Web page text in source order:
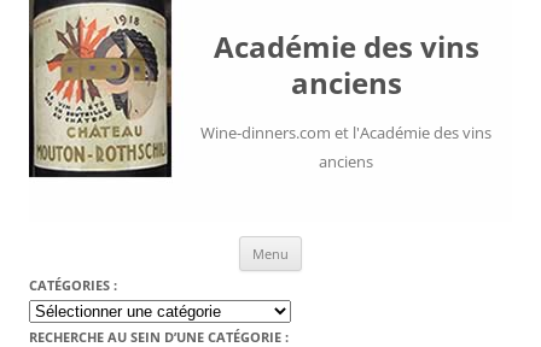
Académie des vins
anciens
Wine-dinners.com et l'Académie des vins
anciens
Menu
CATÉGORIES :
Catégories
:
RECHERCHE AU SEIN D’UNE CATÉGORIE :